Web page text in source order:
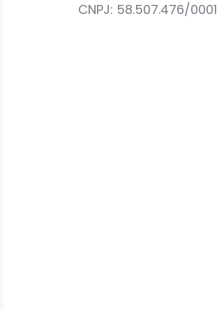
CNPJ: 58.507.476/